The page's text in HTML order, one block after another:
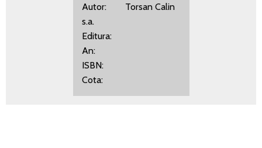
Autor: Torsan Calin
s.a.
Editura:
An:
ISBN:
Cota: